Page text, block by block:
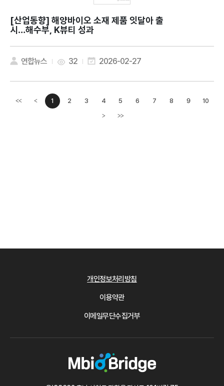
[산업동향]
시…해수부, K뷰티 성과
연합뉴스 32 2026-02-27
<< <이전페이지
1 2 3 4 5 6 7 8 9 10
>다음페이지
>>
개인정보처리방침
이용약관
이메일무단수집거부